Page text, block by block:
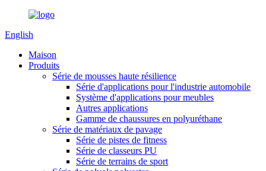
English
Maison
Produits
Série de mousses haute résilience
Série d'applications pour l'industrie automobile
Système d'applications pour meubles
Autres applications
Gamme de chaussures en polyuréthane
Série de matériaux de pavage
Série de pistes de fitness
Série de classeurs PU
Série de terrains de sport